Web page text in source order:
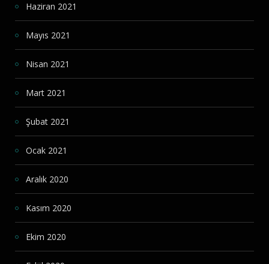
Haziran 2021
Mayıs 2021
Nisan 2021
Mart 2021
Şubat 2021
Ocak 2021
Aralık 2020
Kasım 2020
Ekim 2020